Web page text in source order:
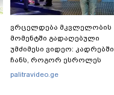
ვრცელდება მკვლელობის
მომენტში გადაღებული
უმძიმესი ვიდეო: კადრებში
ჩანს, როგორ ესროლეს
ცნობილ "ტიკტოკერს"
palitravideo.ge